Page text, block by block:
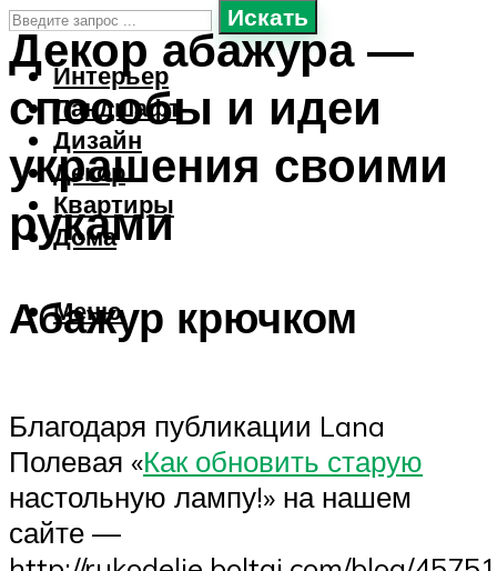
Искать
Интерьер
Ландшафт
Дизайн
Декор
Квартиры
Дома
Меню
Декор абажура —
способы и идеи
украшения своими
руками
Абажур крючком
Благодаря публикации Lana
Полевая «Как обновить старую
настольную лампу!» на нашем
сайте —